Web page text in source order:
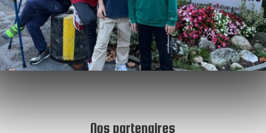
Nos partenaires